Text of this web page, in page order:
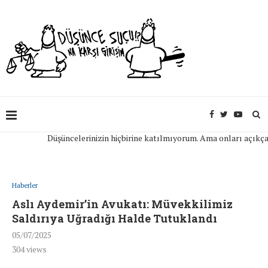
Düşüncelerinizin hiçbirine katılmıyorum. Ama onları açıkça
Haberler
Aslı Aydemir’in Avukatı: Müvekkilimiz
Saldırıya Uğradığı Halde Tutuklandı
05/07/2025
304views